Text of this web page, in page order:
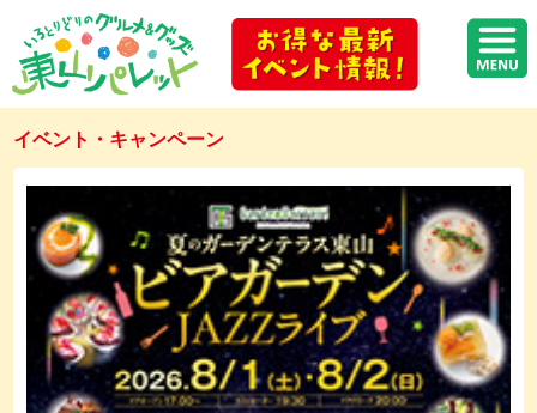
イベント・キャンペーン